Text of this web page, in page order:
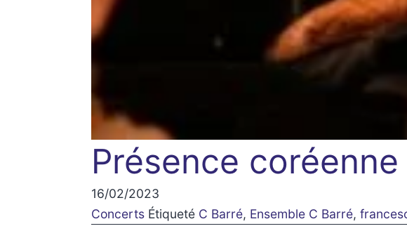
Présence
16/02/2023
Concerts Étiqueté C Barré, Ensemble C Barré,